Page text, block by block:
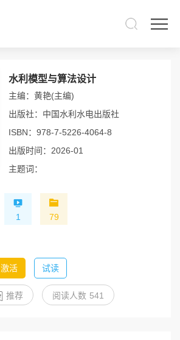
水利模型与算法设计
主编：黄艳(主编)
出版社：中国水利水电出版社
ISBN：978-7-5226-4064-8
出版时间：2026-01
主题词：
1 79
激活 试读
推荐 阅读人数 541